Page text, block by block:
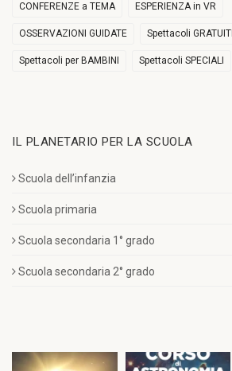
CONFERENZE a TEMA ESPERIENZA in VR
OSSERVAZIONI GUIDATE Spettacoli GRATUITI
Spettacoli per BAMBINI Spettacoli SPECIALI
IL PLANETARIO PER LA SCUOLA
Scuola dell’infanzia
Scuola primaria
Scuola secondaria 1° grado
Scuola secondaria 2° grado